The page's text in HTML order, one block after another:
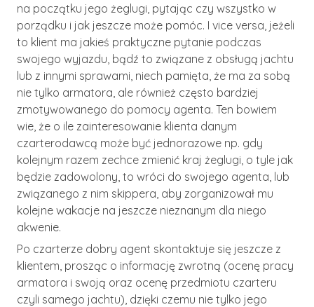
na początku jego żeglugi, pytając czy wszystko w
porządku i jak jeszcze może pomóc. I vice versa, jeżeli
to klient ma jakieś praktyczne pytanie podczas
swojego wyjazdu, bądź to związane z obsługą jachtu
lub z innymi sprawami, niech pamięta, że ma za sobą
nie tylko armatora, ale również często bardziej
zmotywowanego do pomocy agenta. Ten bowiem
wie, że o ile zainteresowanie klienta danym
czarterodawcą może być jednorazowe np. gdy
kolejnym razem zechce zmienić kraj żeglugi, o tyle jak
będzie zadowolony, to wróci do swojego agenta, lub
związanego z nim skippera, aby zorganizował mu
kolejne wakacje na jeszcze nieznanym dla niego
akwenie.
Po czarterze dobry agent skontaktuje się jeszcze z
klientem, prosząc o informację zwrotną (ocenę pracy
armatora i swoją oraz ocenę przedmiotu czarteru
czyli samego jachtu), dzięki czemu nie tylko jego